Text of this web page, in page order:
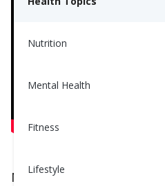
Nutrition
Mental Health
Fitness
Lifestyle
Ngày trước, trứng bị đổ